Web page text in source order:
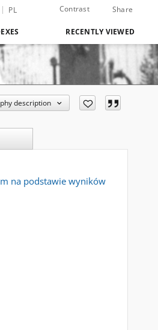
PL Contrast Share
RECENTLY VIEWED
description
na podstawie wyników